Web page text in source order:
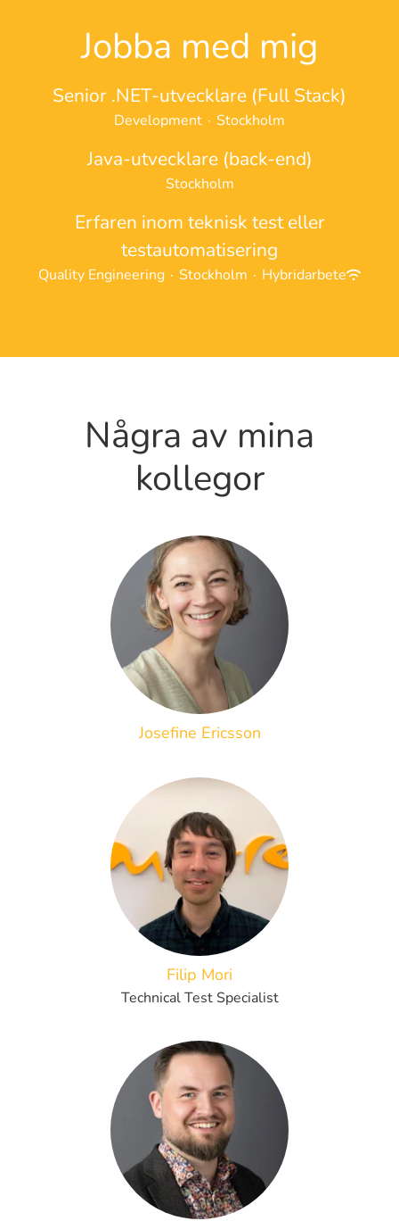
Jobba med mig
Senior .NET-utvecklare (Full Stack)
Development · Stockholm
Java-utvecklare (back-end)
Stockholm
Erfaren inom teknisk test eller
testautomatisering
Quality Engineering · Stockholm · Hybridarbete
Några av mina
kollegor
Josefine Ericsson
Filip Mori
Technical Test Specialist